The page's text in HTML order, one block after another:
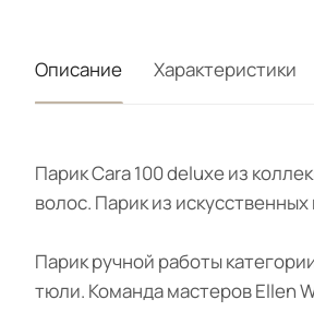
Описание Характеристики
Парик Cara 100 deluxe из
волос. Парик из
Парик ручной работы
тюли. Команда мастеров Ellen